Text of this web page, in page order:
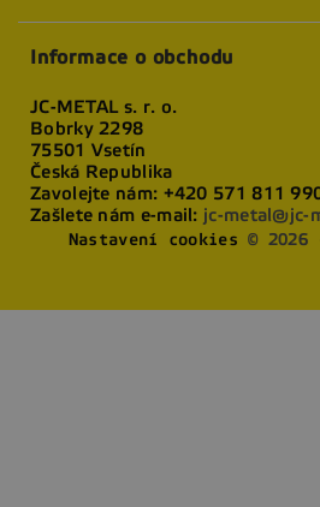
Informace o obchodu
JC-METAL s. r. o.
Bobrky 2298
75501 Vsetín
Česká Republika
Zavolejte nám: +420 571 811
Zašlete nám e-mail: jc-metal@jc-
Nastavení cookies ©